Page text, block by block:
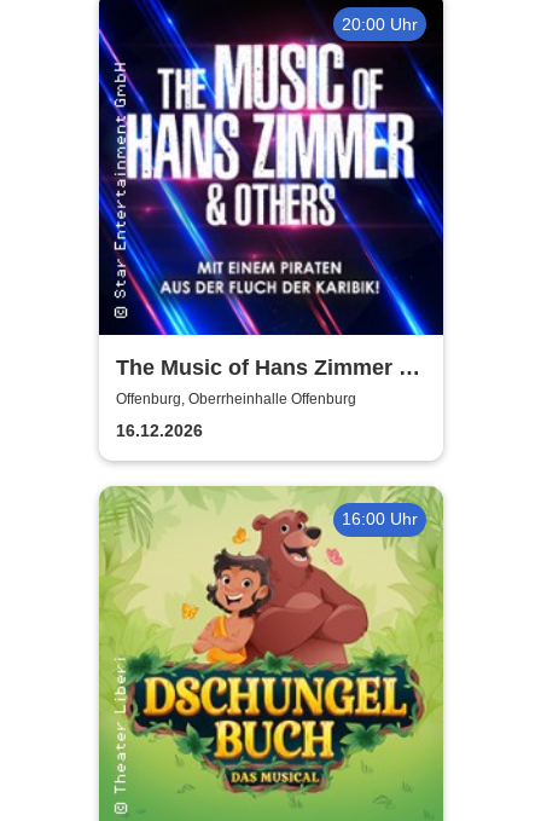
20:00 Uhr
The Music of Hans Zimmer &
Others - A Celebration of Film
Music
Offenburg, Oberrheinhalle Offenburg
16.12.2026
16:00 Uhr